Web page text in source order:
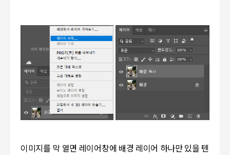
이미지를 막 열면 레이어창에 배경 레이어 하나만 있을 텐